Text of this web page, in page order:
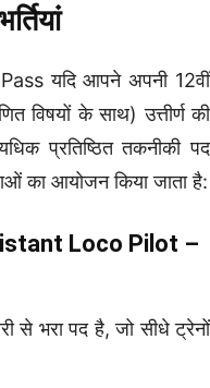
यदि आपने अपनी 12वीं
विषयों के साथ) उत्तीर्ण की
प्रतिष्ठित तकनीकी पद
का आयोजन किया जाता है:
Loco Pilot –
से भरा पद है, जो सीधे ट्रेनों